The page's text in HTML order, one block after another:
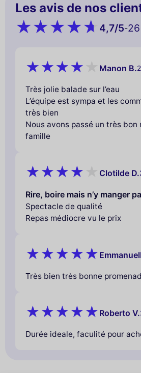
Les avis de nos
4,7/5-
Manon B.
Très jolie balade sur l’eau
L’équipe est sympa et les
très bien
Nous avons passé un très bon
famille
Clotilde D.
Rire, boire mais n’y manger
Spectacle de qualité
Repas médiocre vu le prix
Très bien très bonne
Roberto V.
Durée ideale, faculité pour